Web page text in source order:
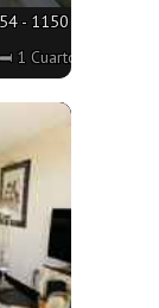
- 1150 sq. ft.;🛏 1
🛁2 Baños